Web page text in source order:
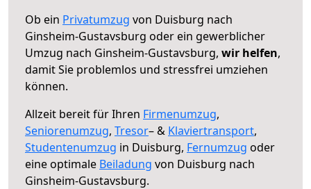
Ob ein Privatumzug von Duisburg nach
Ginsheim-Gustavsburg oder ein gewerblicher
Umzug nach Ginsheim-Gustavsburg, wir helfen,
damit Sie problemlos und stressfrei umziehen
können.
Allzeit bereit für Ihren Firmenumzug,
Seniorenumzug, Tresor– & Klaviertransport,
Studentenumzug in Duisburg, Fernumzug oder
eine optimale Beiladung von Duisburg nach
Ginsheim-Gustavsburg.